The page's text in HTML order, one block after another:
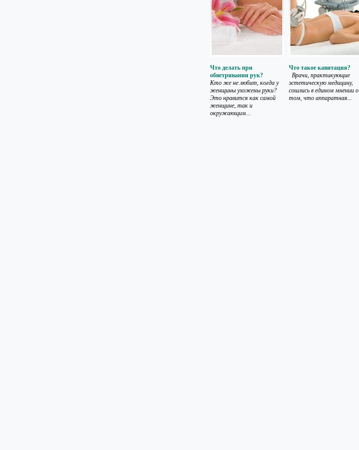
Что делать при
обветривании рук?
Кто же не любит, когда у
женщины ухожены руки?
Это нравится как самой
женщине, так и
окружающим...
Что такое кавитация?
Врачи, практикующие
эстетическую медицину,
сошлись в едином мнении о
том, что аппаратная...